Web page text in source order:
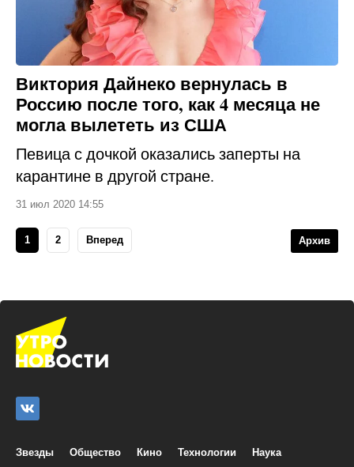
Виктория Дайнеко вернулась в
Россию после того, как 4 месяца не
могла вылететь из США
Певица с дочкой оказались заперты на
карантине в другой стране.
31 июл 2020 14:55
1 2 Вперед Архив
Звезды Общество Кино Технологии Наука